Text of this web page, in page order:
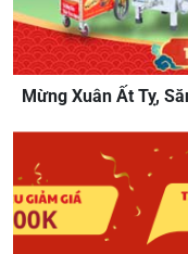
Mừng Xuân Ất Tỵ,